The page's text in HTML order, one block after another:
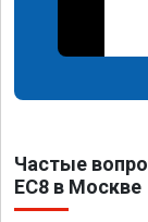
Частые
EC8 в Москве